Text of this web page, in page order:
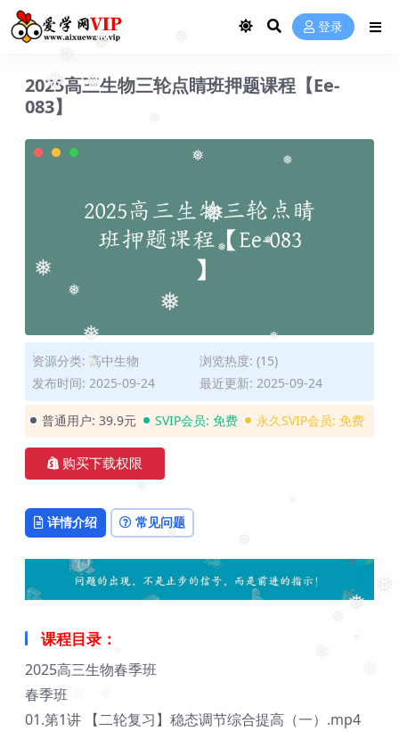
❅
❅
❅
❅
❅
❅
❅
❅
❅
❅
❅
❅
❅
❅
❅
❅
登录
2025高三生物三轮点睛班押题课程【Ee-
083】
资源分类: 高中生物
浏览热度: (15)
发布时间: 2025-09-24
最近更新: 2025-09-24
普通用户: 39.9元 SVIP会员: 免费 永久SVIP会员: 免费
购买下载权限
详情介绍 常见问题
课程目录：
2025高三生物春季班
春季班
01.第1讲 【二轮复习】稳态调节综合提高（一）.mp4